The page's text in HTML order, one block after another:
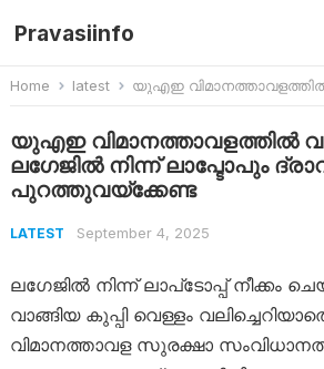
Pravasiinfo
Home latest യുഎഇ വിമാനത്താവളത്തില്‍ വമ്പന്‍ മാറ്റങ്ങള്‍: ലഗേജില്‍
യുഎഇ വിമാനത്താവളത്തില്‍
ലഗേജില്‍ നിന്ന് ലാപ്ടോപും
പുറത്തുവയ്ക്കേണ്ട
LATEST September 4, 2025
ലഗേജില്‍ നിന്ന് ലാപ്‌ടോപ്പ് നീക്കം
വാങ്ങിയ കുപ്പി വെള്ളം
വിമാനത്താവള സുരക്ഷാ